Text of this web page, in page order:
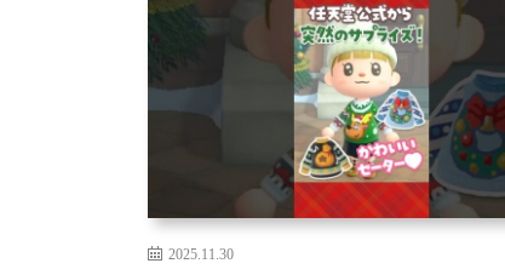
2025.11.30